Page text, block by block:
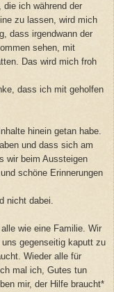
die ich während der
zu lassen, wird mich
dass irgendwann der
sehen, mit
Das wird mich froh
dass ich mit geholfen
hinein getan habe.
und dass sich am
wir beim Aussteigen
schöne Erinnerungen
nicht dabei.
wie eine Familie. Wir
gegenseitig kaputt zu
Wieder alle für
mal ich, Gutes tun
mir, der Hilfe braucht*